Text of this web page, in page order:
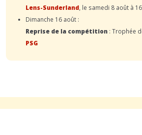
Lens-Sunderland , le samedi 8 août à
Dimanche 16 août :
Reprise de la compétition : Trophée
PSG